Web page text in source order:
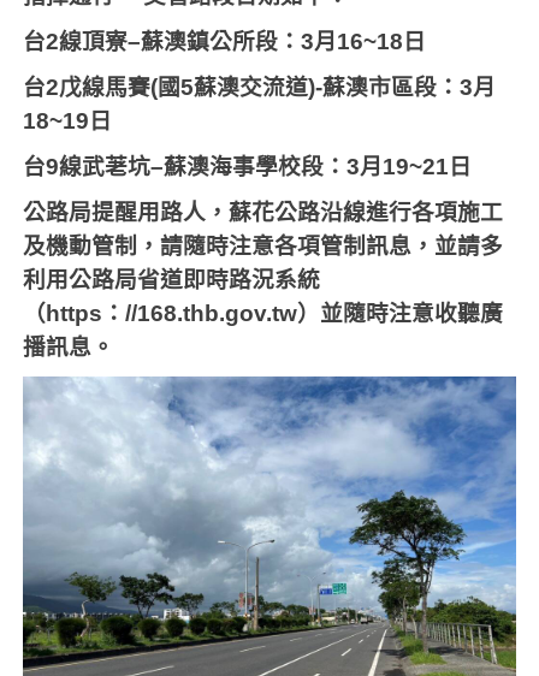
台2線頂寮–蘇澳鎮公所段：3月 16~18 日
台2戊線馬賽(國5蘇澳交流道)-蘇澳市區段：3月
18~19 日
台9線武荖坑–蘇澳海事學校段：3月 19~21 日
公路局提醒用路人，蘇花公路沿線進行各項施工
及機動管制，請隨時注意各項管制訊息，並請多
利用公路局省道即時路況系統
（https ：//168.thb.gov.tw）並隨時注意收聽廣
播訊息。